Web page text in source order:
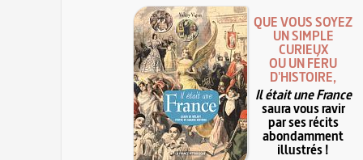
QUE VOUS SOYEZ
UN SIMPLE
CURIEUX
OU UN FÉRU
D'HISTOIRE,
Il était une France
saura vous ravir
par ses récits
abondamment
illustrés !